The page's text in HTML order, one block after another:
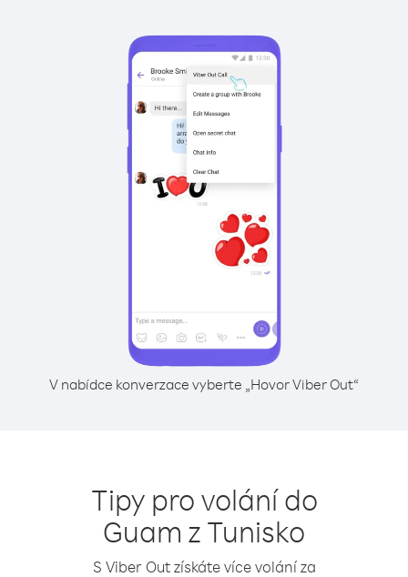
V nabídce konverzace vyberte „Hovor Viber Out“
Tipy pro volání do
Guam z Tunisko
S Viber Out získáte více volání za